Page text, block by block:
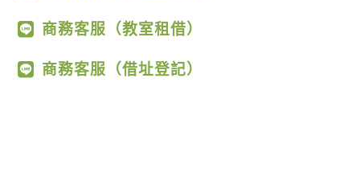
商務客服（教室租借）
商務客服（借址登記）